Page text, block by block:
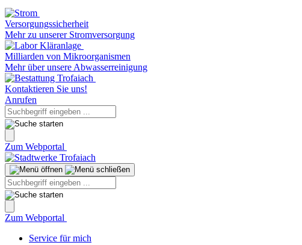
Versorgungssicherheit
Mehr zu unserer Stromversorgung
Milliarden von Mikroorganismen
Mehr über unsere Abwasserreinigung
Kontaktieren Sie uns!
Anrufen
Zum Webportal
Zum Webportal
Service für mich